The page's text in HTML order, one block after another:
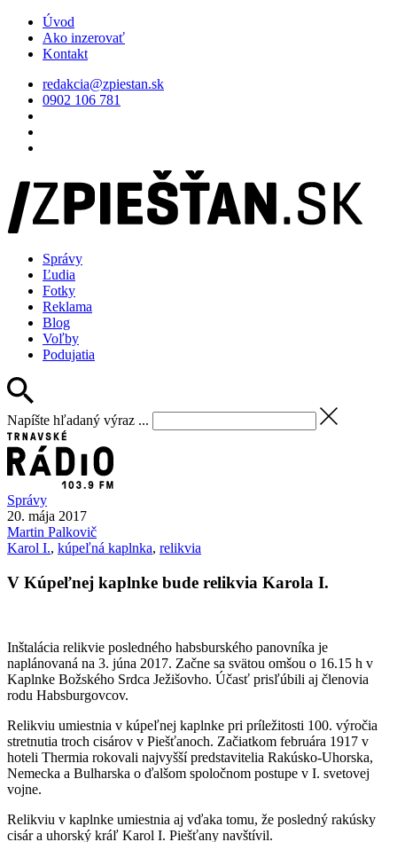
Úvod
Ako inzerovať
Kontakt
redakcia@zpiestan.sk
0902 106 781
Správy
Ľudia
Fotky
Reklama
Blog
Voľby
Podujatia
Napíšte hľadaný výraz ...
Správy
20. mája 2017
Martin Palkovič
Karol I., kúpeľná kaplnka, relikvia
V Kúpeľnej kaplnke bude relikvia Karola I.
Inštalácia relikvie posledného habsburského panovníka je
naplánovaná na 3. júna 2017. Začne sa svätou omšou o 16.15 h v
Kaplnke Božského Srdca Ježišovho. Účasť prisľúbili aj členovia
rodu Habsburgovcov.
Relikviu umiestnia v kúpeľnej kaplnke pri príležitosti 100. výročia
stretnutia troch cisárov v Piešťanoch. Začiatkom februára 1917 v
hoteli Thermia rokovali najvyšší predstavitelia Rakúsko-Uhorska,
Nemecka a Bulharska o ďalšom spoločnom postupe v I. svetovej
vojne.
Relikviu v kaplnke umiestnia aj vďaka tomu, že posledný rakúsky
cisár a uhorský kráľ Karol I. Piešťany navštívil.